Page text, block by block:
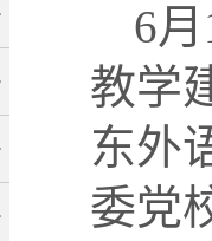
6月
教学
东外
委党